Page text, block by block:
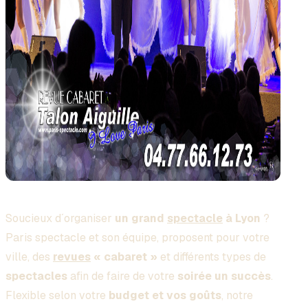
Soucieux d´organiser un grand spectacle à Lyon ?
Paris spectacle et son équipe, proposent pour votre
ville, des revues « cabaret » et différents types de
spectacles afin de faire de votre soirée un succès.
Flexible selon votre budget et vos goûts, notre